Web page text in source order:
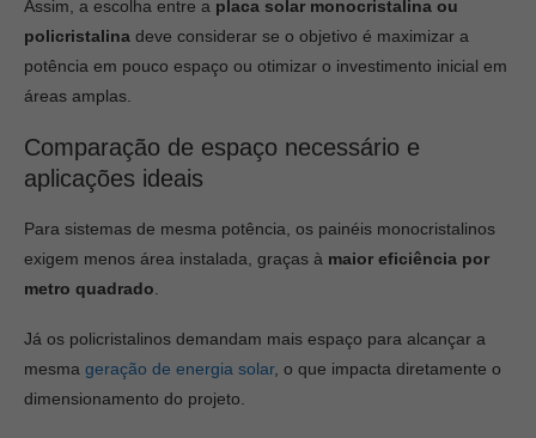
Assim, a escolha entre a placa solar monocristalina ou
policristalina deve considerar se o objetivo é maximizar a
potência em pouco espaço ou otimizar o investimento inicial em
áreas amplas.
Comparação de espaço necessário e
aplicações ideais
Para sistemas de mesma potência, os painéis monocristalinos
exigem menos área instalada, graças à maior eficiência por
metro quadrado
Já os policristalinos demandam mais espaço para alcançar a
mesma geração de energia solar, o que impacta diretamente o
dimensionamento do projeto.